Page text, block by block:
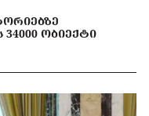
ᲝᲑᲘᲔᲥᲢᲘ